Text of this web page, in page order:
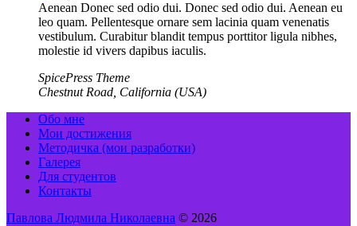
Aenean Donec sed odio dui. Donec sed odio dui. Aenean eu
leo quam. Pellentesque ornare sem lacinia quam venenatis
vestibulum. Curabitur blandit tempus porttitor ligula nibhes,
molestie id vivers dapibus iaculis.
SpicePress Theme
Chestnut Road, California (USA)
Обо мне
Мои достижения
Методичка (мои разработки)
Галерея
Для студентов
Контакты
Павлова Людмила Николаевна © 2026